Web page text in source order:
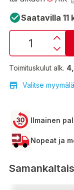
Saatavilla 11
Toimituskulut alk.
Valitse
Ilmainen
Nopeat ja